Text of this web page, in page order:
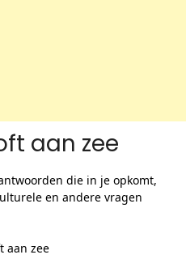
aan zee
die in je opkomt,
en andere vragen
aan zee